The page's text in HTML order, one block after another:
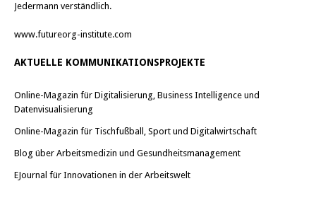
Jedermann verständlich.
www.futureorg-institute.com
AKTUELLE KOMMUNIKATIONSPROJEKTE
Online-Magazin für Digitalisierung, Business Intelligence und
Datenvisualisierung
Online-Magazin für Tischfußball, Sport und Digitalwirtschaft
Blog über Arbeitsmedizin und Gesundheitsmanagement
EJournal für Innovationen in der Arbeitswelt